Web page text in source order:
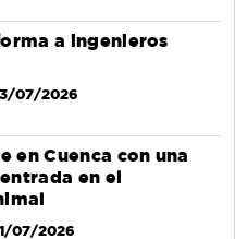
a ingenieros
07/2026
en Cuenca con una
en el
07/2026